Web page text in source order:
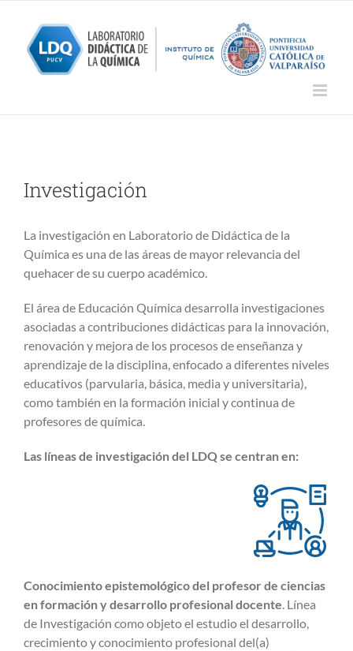
contenido
Investigación
La investigación en Laboratorio de Didáctica de la
Química es una de las áreas de mayor relevancia del
quehacer de su cuerpo académico.
El área de Educación Química desarrolla investigaciones
asociadas a contribuciones didácticas para la innovación,
renovación y mejora de los procesos de enseñanza y
aprendizaje de la disciplina, enfocado a diferentes niveles
educativos (parvularia, básica, media y universitaria),
como también en la formación inicial y continua de
profesores de química.
Las líneas de investigación del LDQ se centran en:
Conocimiento epistemológico del profesor de ciencias
en formación y desarrollo profesional docente. Línea
de Investigación como objeto el estudio el desarrollo,
crecimiento y conocimiento profesional del(a)